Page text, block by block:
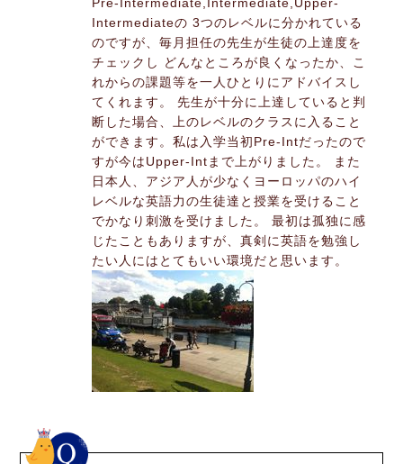
Intermediateの 3つのレベルに分かれている
のですが、毎月担任の先生が生徒の上達度を
チェックし どんなところが良くなったか、こ
れからの課題等を一人ひとりにアドバイスし
てくれます。 先生が十分に上達していると判
断した場合、上のレベルのクラスに入ること
ができます。私は入学当初Pre-Intだったので
すが今はUpper-Intまで上がりました。 また
日本人、アジア人が少なくヨーロッパのハイ
レベルな英語力の生徒達と授業を受けること
でかなり刺激を受けました。 最初は孤独に感
じたこともありますが、真剣に英語を勉強し
たい人にはとてもいい環境だと思います。